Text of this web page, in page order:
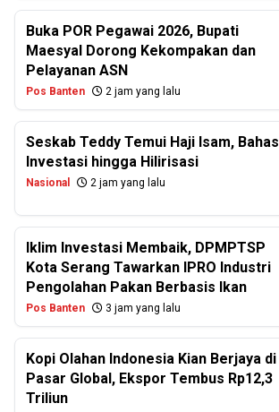
Buka POR Pegawai 2026, Bupati
Maesyal Dorong Kekompakan dan
Pelayanan ASN
Pos Banten 2 jam yang lalu
Seskab Teddy Temui Haji Isam, Bahas
Investasi hingga Hilirisasi
Nasional 2 jam yang lalu
Iklim Investasi Membaik, DPMPTSP
Kota Serang Tawarkan IPRO Industri
Pengolahan Pakan Berbasis Ikan
Pos Banten 3 jam yang lalu
Kopi Olahan Indonesia Kian Berjaya di
Pasar Global, Ekspor Tembus Rp12,3
Triliun